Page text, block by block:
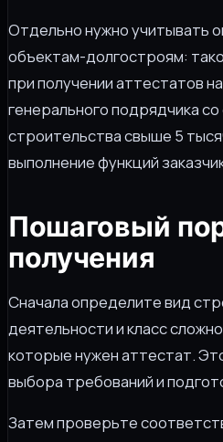
Отдельно нужно учитывать
объектам-долгостроям:
при получении аттестатов
генерального подрядчика
строительства свыше 5
выполнение функций
Пошаговый
получения
Сначала определите вид
деятельности и класс
которые нужен аттестат.
выбора требований и
Затем проверьте